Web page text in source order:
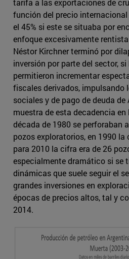
tarifa a las exportaciones de
función del precio
el 45% si este se situaba por
enfoque excesivamente
Néstor Kirchner terminó por
inversión por parte del sector,
permitieron incrementar
fiscales derivados, impulsando
sociales y de pago de deuda
muestra de esta decadencia en
década de 1980 se perforaban
pozos exploratorios, en 1990
para 2010 la cifra era de 26
especialmente dramático si se
dinámicas que suele seguir el
grandes inversiones en
épocas de precios altos, tal y
2014.